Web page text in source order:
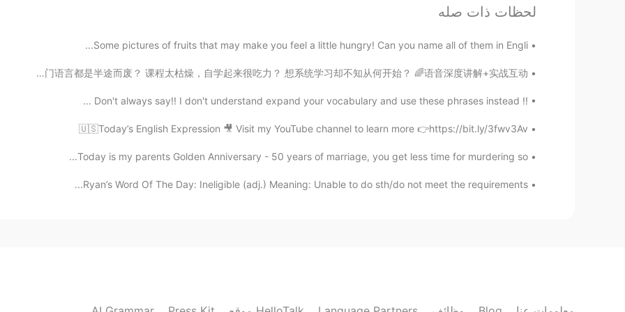
لحظات ذات صله
Some pictures of fruits that may make you feel a little hungry! Can you name all of them in Engli...
🇪🇸世界第二大语言 入门原来这么简单？ 🔥1个月通关西语语音 小白也能见词会读🔥 每门语言都是半途而废？ 课程太枯燥，自学起来很吃力？ 想系统学习却不知从何开始？ 🌈语音深度讲解+实战互动...
!! Don't always say!! I don't understand expand your vocabulary and use these phrases instead ...
🇺🇸Today’s English Expression 🎥 Visit my YouTube channel to learn more 👉https://bit.ly/3fwv3Av
Today is my parents Golden Anniversary - 50 years of marriage, you get less time for murdering so...
Ryan’s Word Of The Day: Ineligible (adj.) Meaning: Unable to do sth/do not meet the requirements...